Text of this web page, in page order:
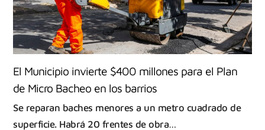
El Municipio invierte $400 millones para el Plan
de Micro Bacheo en los barrios
Se reparan baches menores a un metro cuadrado de
superficie. Habrá 20 frentes de obra…